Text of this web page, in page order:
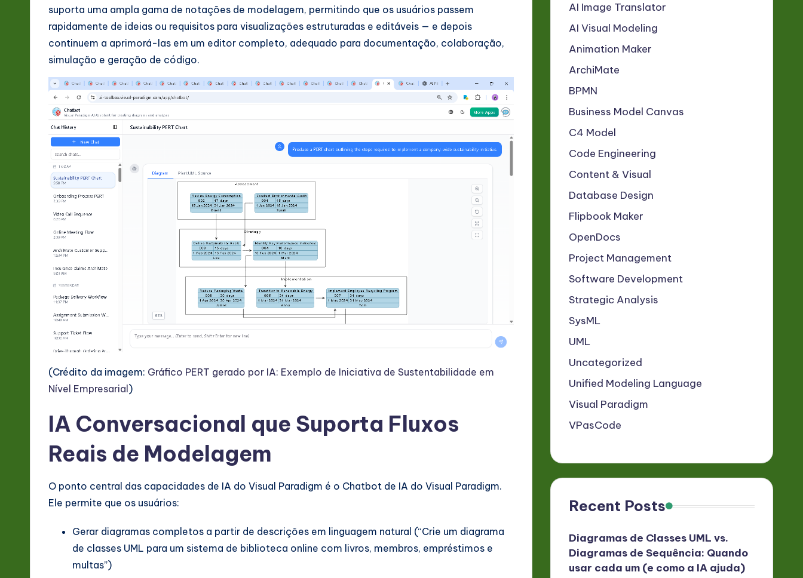
ft
w
suporta uma ampla gama de notações de modelagem, permitindo que os usuários passem
rapidamente de ideias ou requisitos para visualizações estruturadas e editáveis — e depois
continuem a aprimorá-las em um editor completo, adequado para documentação, colaboração,
simulação e geração de código.
(Crédito da imagem: Gráfico PERT gerado por IA: Exemplo de Iniciativa de Sustentabilidade em
Nível Empresarial)
IA Conversacional que Suporta Fluxos
Reais de Modelagem
O ponto central das capacidades de IA do Visual Paradigm é o Chatbot de IA do Visual Paradigm.
Ele permite que os usuários:
Gerar diagramas completos a partir de descrições em linguagem natural (“Crie um diagrama
de classes UML para um sistema de biblioteca online com livros, membros, empréstimos e
multas”)
AI Image Translator
AI Visual Modeling
Animation Maker
ArchiMate
BPMN
Business Model Canvas
C4 Model
Code Engineering
Content & Visual
Database Design
Flipbook Maker
OpenDocs
Project Management
Software Development
Strategic Analysis
SysML
UML
Uncategorized
Unified Modeling Language
Visual Paradigm
VPasCode
Recent Posts
Diagramas de Classes UML vs.
Diagramas de Sequência: Quando
usar cada um (e como a IA ajuda)